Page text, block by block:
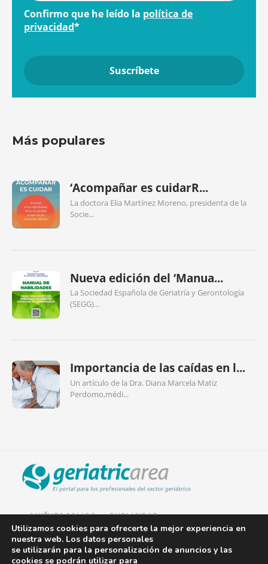
Confirmo que he leído la política de
privacidad*
Más populares
‘Acompañar es cuidarR...
La doctora Elia Martínez Moreno, presidenta de la
Socie...
Nueva edición del ‘Manua...
La Sociedad Española de Geriatría y Gerontología
(SEGG)...
Importancia de las caídas en l...
Un artículo de la Dra. Diana Marcela Matiz
Perdomo,médi...
QUIÉNES SOMOS PUBLICIDAD
AVISO LEGAL
Utilizamos cookies para ofrecerte la mejor experiencia en
nuestra web. Los datos personales
se utilizarán para la personalización de anuncios y las
cookies se podrán utilizar para